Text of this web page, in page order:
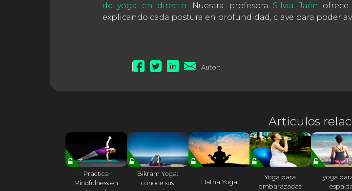
de yoga en directo. Nuestra profesora Silvia Jaén
explicando cada postura en profundidad, clave para poder
Autor:
Artículos
Practica
Mindfulness en
Bikram Yoga:
conoce sus
Hatha Yoga
Yoga para
embarazadas
yoga